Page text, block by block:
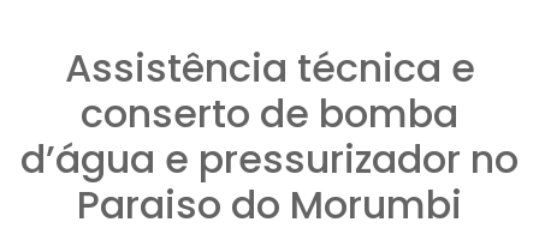
Assistência técnica e
conserto de bomba
d’água e pressurizador no
Paraiso do Morumbi